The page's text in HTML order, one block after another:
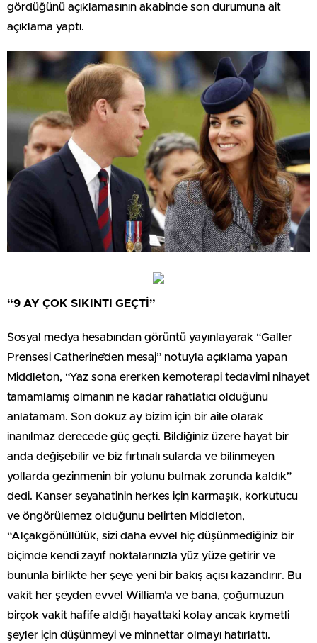
gördüğünü açıklamasının akabinde son durumuna ait
açıklama yaptı.
“9 AY ÇOK SIKINTI GEÇTİ”
Sosyal medya hesabından görüntü yayınlayarak “Galler
Prensesi Catherine’den mesaj” notuyla açıklama yapan
Middleton, “Yaz sona ererken kemoterapi tedavimi nihayet
tamamlamış olmanın ne kadar rahatlatıcı olduğunu
anlatamam. Son dokuz ay bizim için bir aile olarak
inanılmaz derecede güç geçti. Bildiğiniz üzere hayat bir
anda değişebilir ve biz fırtınalı sularda ve bilinmeyen
yollarda gezinmenin bir yolunu bulmak zorunda kaldık”
dedi. Kanser seyahatinin herkes için karmaşık, korkutucu
ve öngörülemez olduğunu belirten Middleton,
“Alçakgönüllülük, sizi daha evvel hiç düşünmediğiniz bir
biçimde kendi zayıf noktalarınızla yüz yüze getirir ve
bununla birlikte her şeye yeni bir bakış açısı kazandırır. Bu
vakit her şeyden evvel William’a ve bana, çoğumuzun
birçok vakit hafife aldığı hayattaki kolay ancak kıymetli
şeyler için düşünmeyi ve minnettar olmayı hatırlattı.